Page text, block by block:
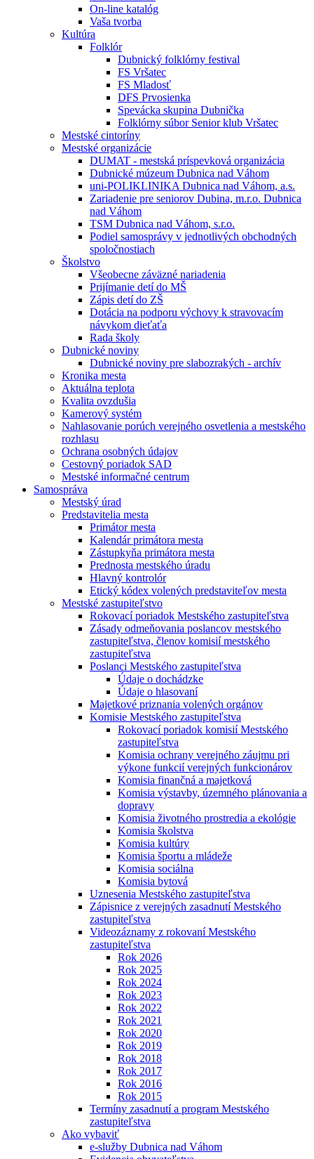
On-line katalóg
Vaša tvorba
Kultúra
Folklór
Dubnický folklórny festival
FS Vršatec
FS Mladosť
DFS Prvosienka
Spevácka skupina Dubnička
Folklórny súbor Senior klub Vršatec
Mestské cintoríny
Mestské organizácie
DUMAT - mestská príspevková organizácia
Dubnické múzeum Dubnica nad Váhom
uni-POLIKLINIKA Dubnica nad Váhom, a.s.
Zariadenie pre seniorov Dubina, m.r.o. Dubnica
nad Váhom
TSM Dubnica nad Váhom, s.r.o.
Podiel samosprávy v jednotlivých obchodných
spoločnostiach
Školstvo
Všeobecne záväzné nariadenia
Prijímanie detí do MŠ
Zápis detí do ZŠ
Dotácia na podporu výchovy k stravovacím
návykom dieťaťa
Rada školy
Dubnické noviny
Dubnické noviny pre slabozrakých - archív
Kronika mesta
Aktuálna teplota
Kvalita ovzdušia
Kamerový systém
Nahlasovanie porúch verejného osvetlenia a mestského
rozhlasu
Ochrana osobných údajov
Cestovný poriadok SAD
Mestské informačné centrum
Samospráva
Mestský úrad
Predstavitelia mesta
Primátor mesta
Kalendár primátora mesta
Zástupkyňa primátora mesta
Prednosta mestského úradu
Hlavný kontrolór
Etický kódex volených predstaviteľov mesta
Mestské zastupiteľstvo
Rokovací poriadok Mestského zastupiteľstva
Zásady odmeňovania poslancov mestského
zastupiteľstva, členov komisií mestského
zastupiteľstva
Poslanci Mestského zastupiteľstva
Údaje o dochádzke
Údaje o hlasovaní
Majetkové priznania volených orgánov
Komisie Mestského zastupiteľstva
Rokovací poriadok komisií Mestského
zastupiteľstva
Komisia ochrany verejného záujmu pri
výkone funkcií verejných funkcionárov
Komisia finančná a majetková
Komisia výstavby, územného plánovania a
dopravy
Komisia životného prostredia a ekológie
Komisia školstva
Komisia kultúry
Komisia športu a mládeže
Komisia sociálna
Komisia bytová
Uznesenia Mestského zastupiteľstva
Zápisnice z verejných zasadnutí Mestského
zastupiteľstva
Videozáznamy z rokovaní Mestského
zastupiteľstva
Rok 2026
Rok 2025
Rok 2024
Rok 2023
Rok 2022
Rok 2021
Rok 2020
Rok 2019
Rok 2018
Rok 2017
Rok 2016
Rok 2015
Termíny zasadnutí a program Mestského
zastupiteľstva
Ako vybaviť
e-služby Dubnica nad Váhom